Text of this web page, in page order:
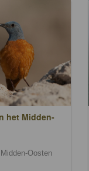
het Midden-
Oosten